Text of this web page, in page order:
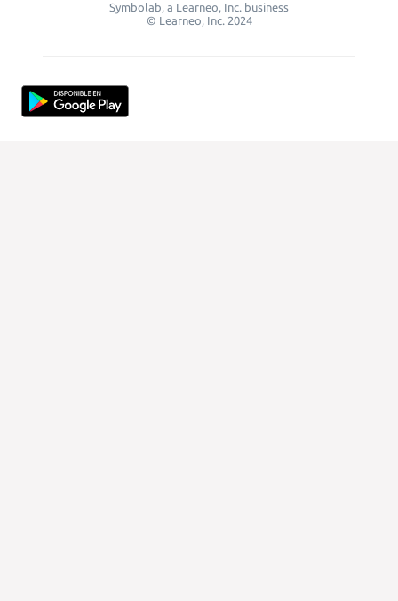
Symbolab, a Learneo, Inc. business
© Learneo, Inc. 2024